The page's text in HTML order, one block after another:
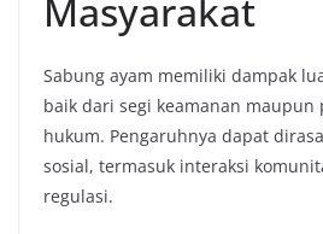
Masyarakat
Sabung ayam memiliki dampak
baik dari segi keamanan maupun
hukum. Pengaruhnya dapat
sosial, termasuk interaksi
regulasi.